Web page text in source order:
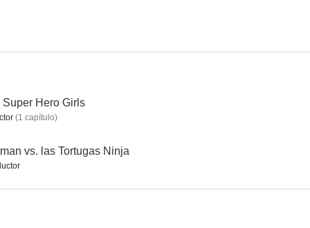
Super Hero Girls
(1 capítulo)
vs. las Tortugas Ninja